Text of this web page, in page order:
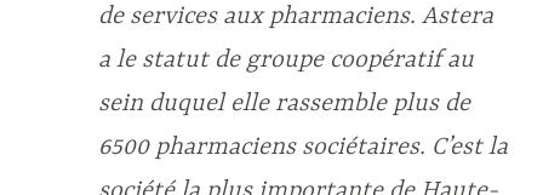
de services aux pharmaciens. Astera
a le statut de groupe coopératif au
sein duquel elle rassemble plus de
6500 pharmaciens sociétaires. C’est la